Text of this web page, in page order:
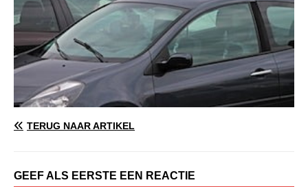
TERUG NAAR ARTIKEL
GEEF ALS EERSTE EEN REACTIE